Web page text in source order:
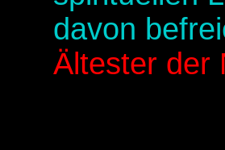
davon
Ältester der